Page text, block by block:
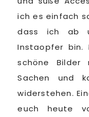
ich es einfach
dass ich ab
Instaopfer bin.
schöne Bilder
Sachen und
widerstehen.
euch heute